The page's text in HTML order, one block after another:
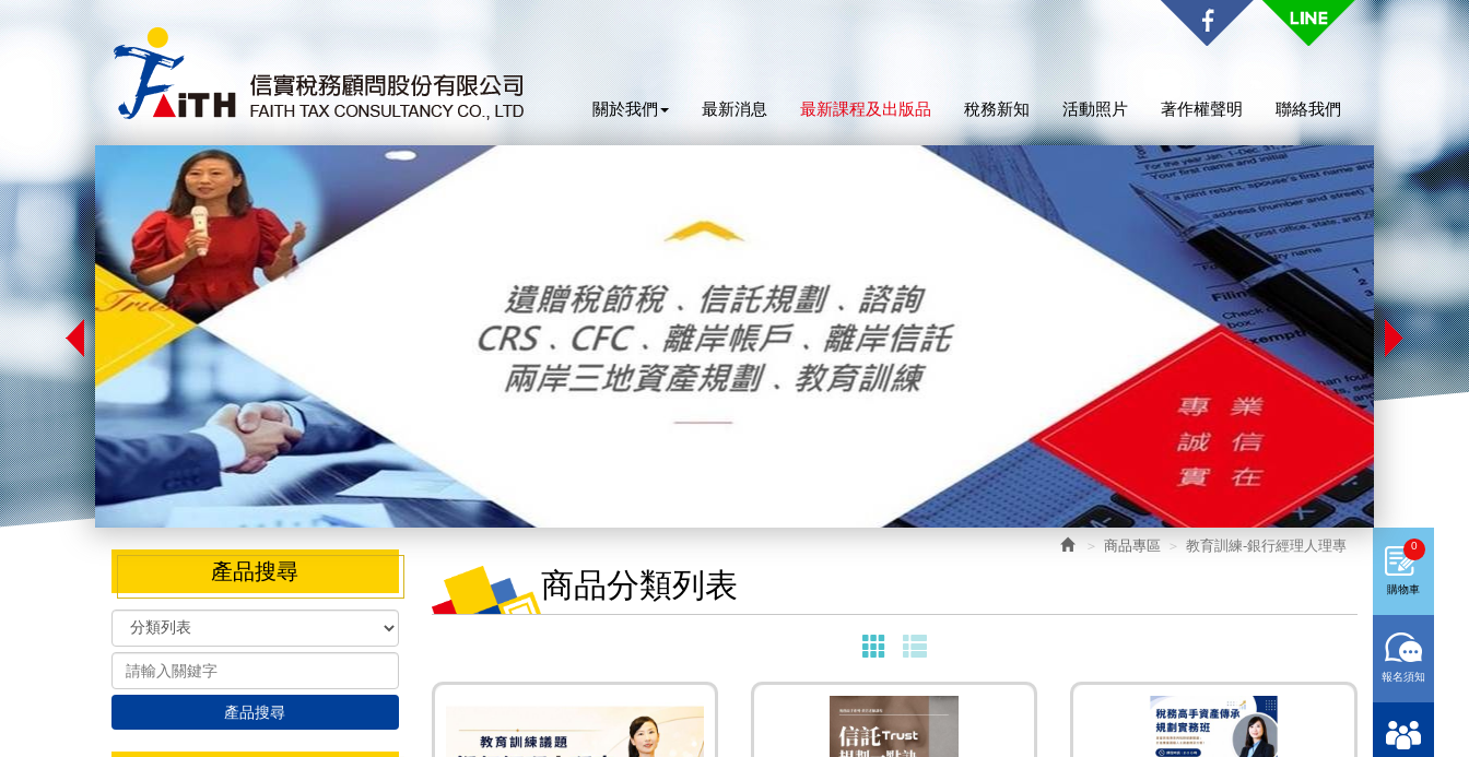
關於我們 最新消息 最新課程及出版品 稅務新知 活動照片 著作權聲明 聯絡我們
產品搜尋
產品搜尋
商品專區 教育訓練-銀行經理人理專
商品分類列表 購物車
0
報名須知